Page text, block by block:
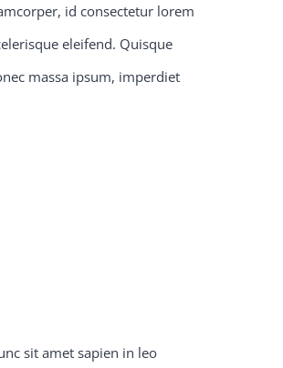
id consectetur lorem
eleifend. Quisque
massa ipsum, imperdiet
sit amet sapien in leo